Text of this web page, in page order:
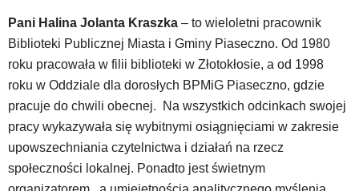
czytniku
mogą
być
wyposażone
dedykowane
skróty
klawiaturowe
przyjęte
Pani Halina Jolanta Kraszka – to wieloletni pracownik
Biblioteki Publicznej Miasta i Gminy Piaseczno. Od 1980
roku pracowała w filii biblioteki w Złotokłosie, a od 1998
roku w Oddziale dla dorosłych BPMiG Piaseczno, gdzie
pracuje do chwili obecnej. Na wszystkich odcinkach swojej
pracy wykazywała się wybitnymi osiągnięciami w zakresie
upowszechniania czytelnictwa i działań na rzecz
społeczności lokalnej. Ponadto jest świetnym